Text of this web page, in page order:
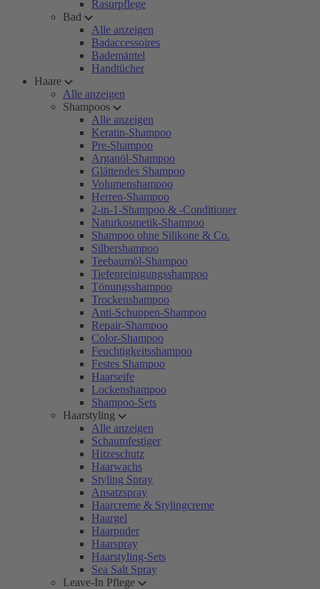
Rasurpflege
Bad
Alle anzeigen
Badaccessoires
Bademäntel
Handtücher
Haare
Alle anzeigen
Shampoos
Alle anzeigen
Keratin-Shampoo
Pre-Shampoo
Arganöl-Shampoo
Glättendes Shampoo
Volumenshampoo
Herren-Shampoo
2-in-1-Shampoo & -Conditioner
Naturkosmetik-Shampoo
Shampoo ohne Silikone & Co.
Silbershampoo
Teebaumöl-Shampoo
Tiefenreinigungsshampoo
Tönungsshampoo
Trockenshampoo
Anti-Schuppen-Shampoo
Repair-Shampoo
Color-Shampoo
Feuchtigkeitsshampoo
Festes Shampoo
Haarseife
Lockenshampoo
Shampoo-Sets
Haarstyling
Alle anzeigen
Schaumfestiger
Hitzeschutz
Haarwachs
Styling Spray
Ansatzspray
Haarcreme & Stylingcreme
Haargel
Haarpuder
Haarspray
Haarstyling-Sets
Sea Salt Spray
Leave-In Pflege